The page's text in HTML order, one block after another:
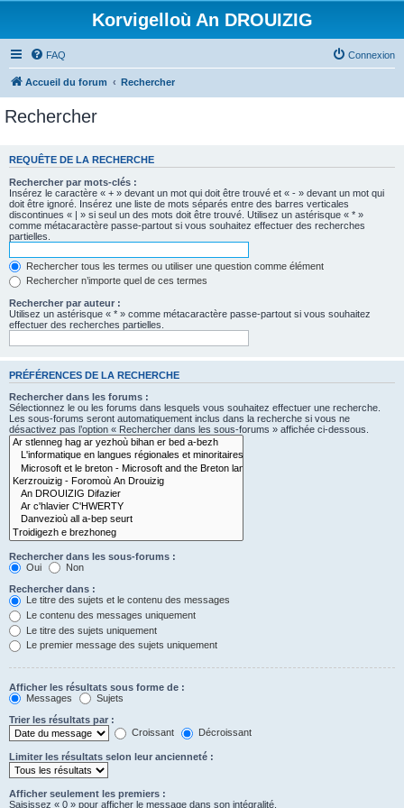
Korvigelloù An DROUIZIG
FAQ Connexion
Accueil du forum Rechercher
Rechercher
REQUÊTE DE LA RECHERCHE
Rechercher par mots-clés :
Insérez le caractère « + » devant un mot qui doit être trouvé et « - » devant un mot qui
doit être ignoré. Insérez une liste de mots séparés entre des barres verticales
discontinues « | » si seul un des mots doit être trouvé. Utilisez un astérisque « * »
comme métacaractère passe-partout si vous souhaitez effectuer des recherches
partielles.
Rechercher tous les termes ou utiliser une question comme élément
Rechercher n’importe quel de ces termes
Rechercher par auteur :
Utilisez un astérisque « * » comme métacaractère passe-partout si vous souhaitez
effectuer des recherches partielles.
PRÉFÉRENCES DE LA RECHERCHE
Rechercher dans les forums :
Sélectionnez le ou les forums dans lesquels vous souhaitez effectuer une recherche.
Les sous-forums seront automatiquement inclus dans la recherche si vous ne
désactivez pas l’option « Rechercher dans les sous-forums » affichée ci-dessous.
Rechercher dans les sous-forums :
Oui
Non
Rechercher dans :
Le titre des sujets et le contenu des messages
Le contenu des messages uniquement
Le titre des sujets uniquement
Le premier message des sujets uniquement
Afficher les résultats sous forme de :
Messages
Sujets
Trier les résultats par :
Croissant
Décroissant
Limiter les résultats selon leur ancienneté :
Afficher seulement les premiers :
Saisissez « 0 » pour afficher le message dans son intégralité.